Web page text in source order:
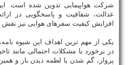
شرکت هواپیمایی تدوین شده است.
عدالت، شفافیت و پاسخگویی در
افزایش کیفیت سفرهای هوایی نیز نقش
یکی از مهم ترین اهداف این شیوه
در برخورد با مشکلات احتمالی مانند
پرواز، گم شدن یا لطمه دیدن بار و